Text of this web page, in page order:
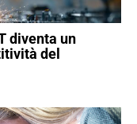
diventa un
del